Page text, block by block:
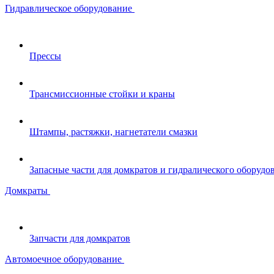
Гидравлическое оборудование
Прессы
Трансмиссионные стойки и краны
Штампы, растяжки, нагнетатели смазки
Запасные части для домкратов и гидралического
Домкраты
Запчасти для домкратов
Автомоечное оборудование